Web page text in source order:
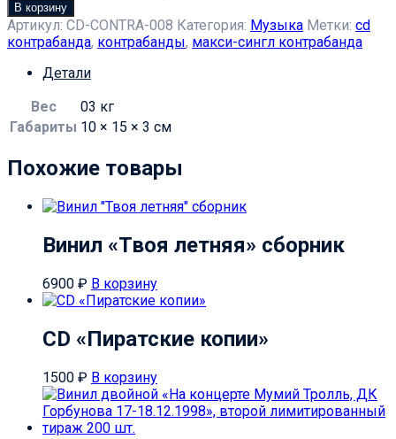
В корзину
Артикул: CD-CONTRA-008 Категория: Музыка Метки: cd
контрабанда, контрабанды, макси-сингл контрабанда
Детали
Вес
03 кг
Габариты 10 × 15 × 3 см
Похожие товары
Винил «Твоя летняя» сборник
6900 ₽ В корзину
CD «Пиратские копии»
1500 ₽ В корзину